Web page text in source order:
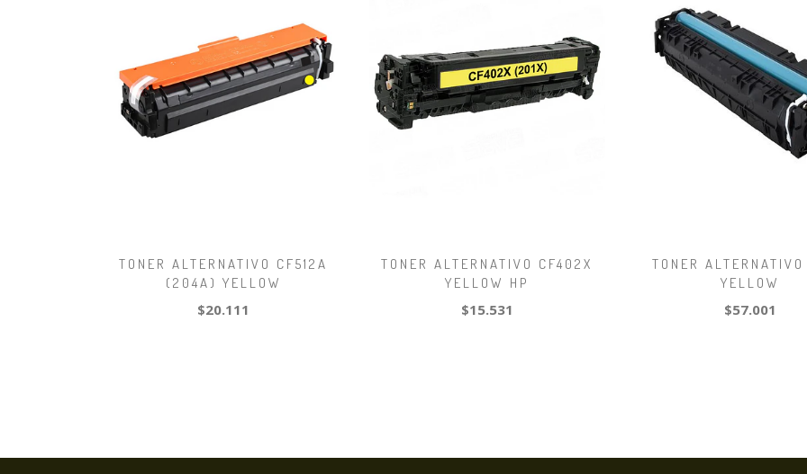
TONER ALTERNATIVO CF512A
(204A) YELLOW
$20.111
TONER ALTERNATIVO CF402X
YELLOW HP
$15.531
TONER ALTERNATIVO
YELLOW
$57.001